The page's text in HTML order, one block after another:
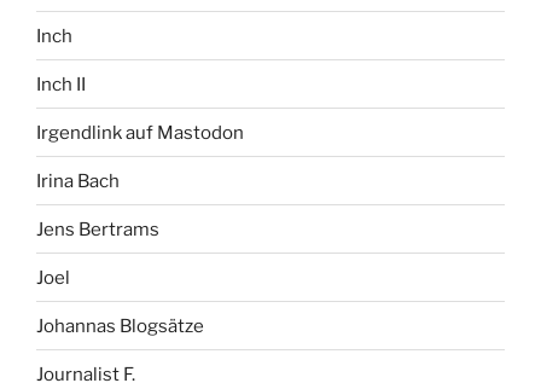
Inch
Inch II
Irgendlink auf Mastodon
Irina Bach
Jens Bertrams
Joel
Johannas Blogsätze
Journalist F.